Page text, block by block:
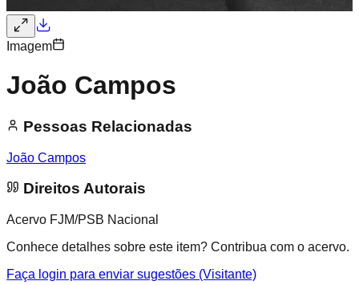
Imagem
João Campos
Pessoas Relacionadas
João Campos
Direitos Autorais
Acervo FJM/PSB Nacional
Conhece detalhes sobre este item? Contribua com o acervo.
Faça login para enviar sugestões (Visitante)